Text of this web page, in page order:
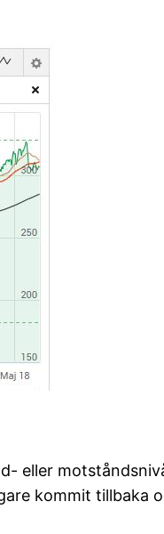
eller
kommit tillbaka